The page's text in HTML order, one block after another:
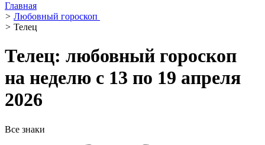
Главная
> Любовный гороскоп ️
> Телец ️
Телец: любовный гороскоп
на неделю с 13 по 19 апреля
2026
Все знаки